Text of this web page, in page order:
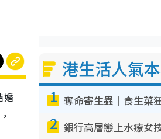
婚
港生活人氣
1
2